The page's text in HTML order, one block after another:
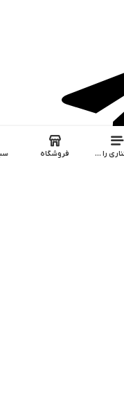
نوار کناری را باز کنید فروشگاه